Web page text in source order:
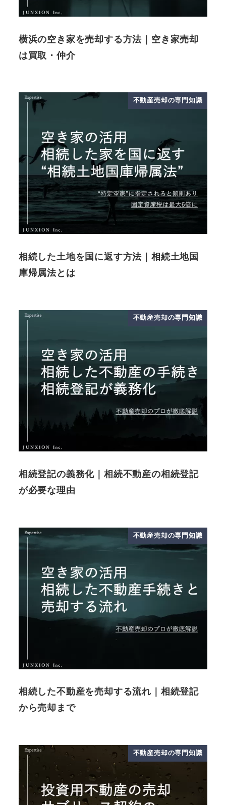
横浜の空き家を売却する方法｜空き家売却
は買取・仲介
不動産売却の専門知識
相続した土地を国に返す方法｜相続土地国
庫帰属法とは
不動産売却の専門知識
相続登記の義務化｜相続不動産の相続登記
が必要な理由
不動産売却の専門知識
相続した不動産を売却する流れ｜相続登記
から売却まで
不動産売却の専門知識